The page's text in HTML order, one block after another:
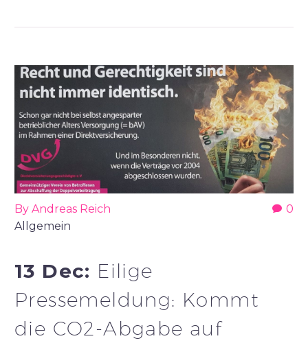
0
By Andreas Reich
Allgemein
13 Dec: Eilige
Pressemeldung: Kommt
die CO2-Abgabe auf